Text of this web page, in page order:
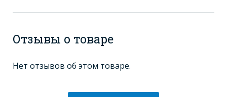
Отзывы о товаре
Нет отзывов об этом товаре.